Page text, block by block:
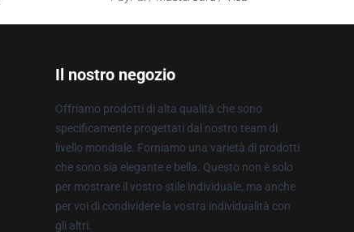
Il nostro negozio
Offriamo prodotti di alta qualità che sono
specificamente progettati dal nostro team di
livello mondiale. Forniamo una varietà di prodotti
che sono sia elegante e bella. Questo non è solo
per mostrare il vostro stile individuale, ma anche
per voi di condividere la vostra individualità con
gli altri.